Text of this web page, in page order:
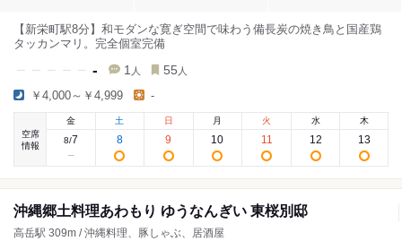
【新栄町駅8分】和モダンな寛ぎ空間で味わう備長炭の焼き鳥と国産鶏
タッカンマリ。完全個室完備
- 1 人 55 人
￥4,000～￥4,999 -
空席
情報
金
8/7
土
8
日
9
月
10
火
11
水
12
木
13
沖縄郷土料理あわもり ゆうなんぎい 東桜別邸
高岳駅 309m / 沖縄料理、豚しゃぶ、居酒屋